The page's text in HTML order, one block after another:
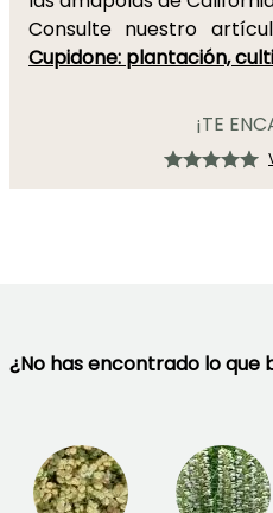
Consulte nuestro
Cupidone: plantación,
¡TE
¿No has encontrado lo que